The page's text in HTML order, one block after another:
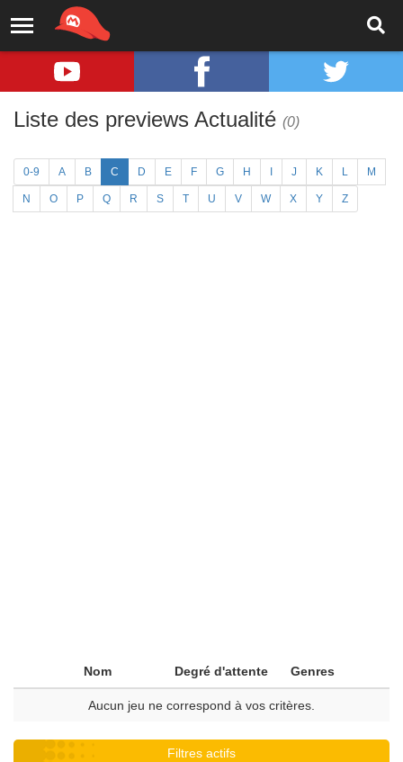
Liste des previews Actualité (0)
0-9 A B C D E F G H J K L M
N O P Q R S T U V W X Y Z
Nom Degré d'attente Genres
Aucun jeu ne correspond à vos critères.
Filtres actifs